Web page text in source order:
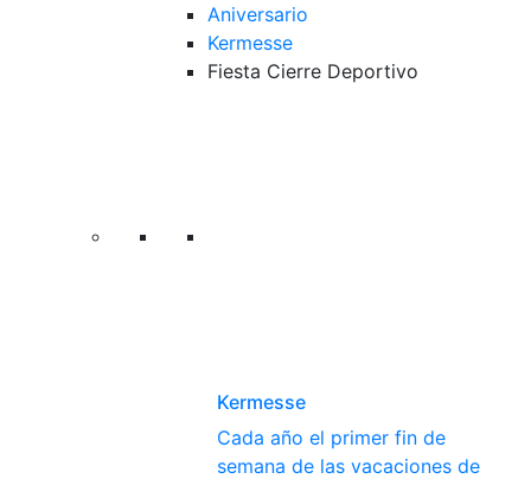
Aniversario
Kermesse
Fiesta Cierre Deportivo
Kermesse
Cada año el primer fin de
semana de las vacaciones de